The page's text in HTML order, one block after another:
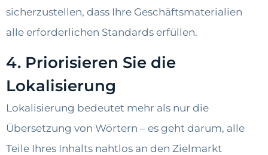
sicherzustellen, dass Ihre Geschäftsmaterialien
alle erforderlichen Standards erfüllen.
4. Priorisieren Sie die
Lokalisierung
Lokalisierung bedeutet mehr als nur die
Übersetzung von Wörtern – es geht darum, alle
Teile Ihres Inhalts nahtlos an den Zielmarkt